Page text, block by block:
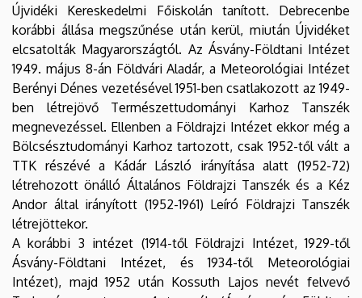
Újvidéki Kereskedelmi Főiskolán tanított. Debrecenbe
korábbi állása megszűnése után kerül, miután Újvidéket
elcsatolták Magyarországtól. Az Ásvány-Földtani Intézet
1949. május 8-án Földvári Aladár, a Meteorológiai Intézet
Berényi Dénes vezetésével 1951-ben csatlakozott az 1949-
ben létrejövő Természettudományi Karhoz Tanszék
megnevezéssel. Ellenben a Földrajzi Intézet ekkor még a
Bölcsésztudományi Karhoz tartozott, csak 1952-től vált a
TTK részévé a Kádár László irányítása alatt (1952-72)
létrehozott önálló Általános Földrajzi Tanszék és a Kéz
Andor által irányított (1952-1961) Leíró Földrajzi Tanszék
létrejöttekor.
A korábbi 3 intézet (1914-től Földrajzi Intézet, 1929-től
Ásvány-Földtani Intézet, és 1934-től Meteorológiai
Intézet), majd 1952 után Kossuth Lajos nevét felvevő